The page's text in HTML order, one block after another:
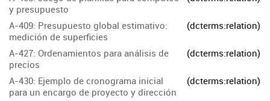
y presupuesto
A-409: Presupuesto global estimativo:
medición de superficies
(dcterms:relation)
A-427: Ordenamientos para análisis de
precios
(dcterms:relation)
A-430: Ejemplo de cronograma inicial
para un encargo de proyecto y dirección
(dcterms:relation)